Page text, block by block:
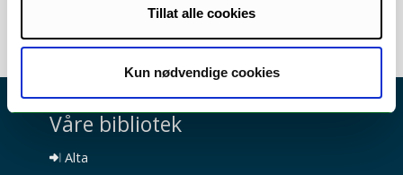
Tillat alle cookies
Kun nødvendige cookies
Våre bibliotek
Alta